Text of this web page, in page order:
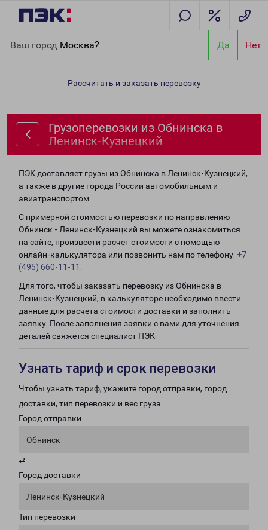
Ваш город Москва? Да Нет
Ленинск-Кузнецкий
Рассчитать и заказать перевозку
Грузоперевозки из Обнинска в
Ленинск-Кузнецкий
ПЭК доставляет грузы из Обнинска в Ленинск-Кузнецкий,
а также в другие города России автомобильным и
авиатранспортом.
С примерной стоимостью перевозки по направлению
Обнинск - Ленинск-Кузнецкий вы можете ознакомиться
на сайте, произвести расчет стоимости с помощью
онлайн-калькулятора или позвонить нам по телефону: +7
(495) 660-11-11
Для того, чтобы заказать перевозку из Обнинска в
Ленинск-Кузнецкий, в калькуляторе необходимо ввести
данные для расчета стоимости доставки и заполнить
заявку. После заполнения заявки с вами для уточнения
деталей свяжется специалист ПЭК.
Узнать тариф и срок перевозки
Чтобы узнать тариф, укажите город отправки, город
доставки, тип перевозки и вес груза.
Город отправки
Обнинск
⇄
Город доставки
Ленинск-Кузнецкий
Тип перевозки